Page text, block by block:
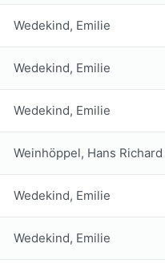
Wedekind, Emilie
Wedekind, Emilie
Wedekind, Emilie
Weinhöppel, Hans Richard
Wedekind, Emilie
Wedekind, Emilie